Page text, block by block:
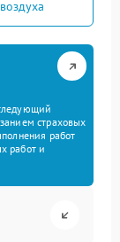
страховых
работ
работ и